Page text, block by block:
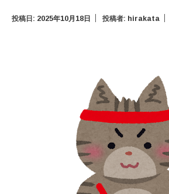
投稿日: 2025年10月18日 投稿者: hirakata